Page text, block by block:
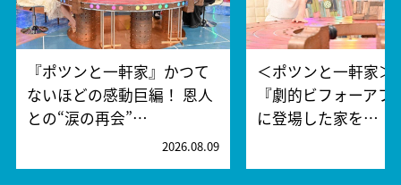
『ポツンと一軒家』かつて
ないほどの感動巨編！ 恩人
との“涙の再会”…
2026.08.09
＜ポツンと一軒家＞
『劇的ビフォーアフ
に登場した家を…